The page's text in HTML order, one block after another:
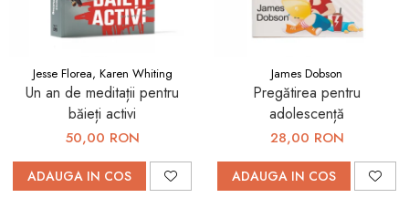
Jesse Florea, Karen Whiting
Un an de meditații pentru
băieți activi
50,00 RON
ADAUGA IN COS
James Dobson
Pregătirea pentru
adolescență
28,00 RON
ADAUGA IN COS